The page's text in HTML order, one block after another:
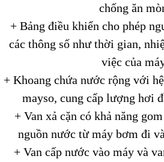
chống ăn
+ Bảng điều khiển cho phép
các thông số như thời gian,
việc của
+ Khoang chứa nước rộng với
mayso, cung cấp lượng hơi
+ Van xả cặn có khả năng
nguồn nước từ máy bơm đi
+ Van cấp nước vào máy và